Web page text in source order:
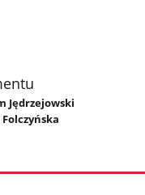
Jędrzejowski